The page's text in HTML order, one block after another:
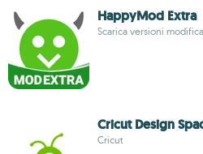
HappyMod Extra
Scarica versioni
Cricut Design
Cricut